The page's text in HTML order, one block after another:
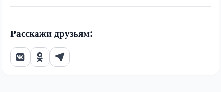
Расскажи друзьям: